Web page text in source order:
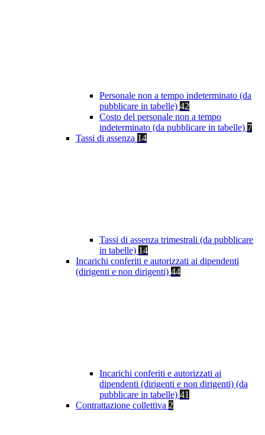
Personale non a tempo indeterminato (da
pubblicare in tabelle) 42
Costo del personale non a tempo
indeterminato (da pubblicare in tabelle) 7
Tassi di assenza 14
Tassi di assenza trimestrali (da pubblicare
in tabelle) 14
Incarichi conferiti e autorizzati ai dipendenti
(dirigenti e non dirigenti) 44
Incarichi conferiti e autorizzati ai
dipendenti (dirigenti e non dirigenti) (da
pubblicare in tabelle) 41
Contrattazione collettiva 2